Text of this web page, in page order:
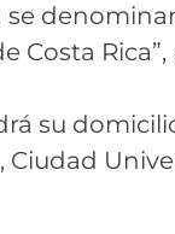
se
Costa
su
Ciudad